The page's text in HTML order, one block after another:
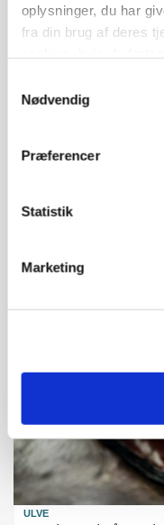
oplysninger, du har
fra din brug af deres
Nødvendig
Præferencer
Statistik
Marketing
Kalve
Klimastald
ULVE